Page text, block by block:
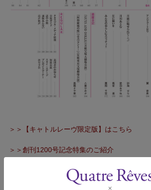
＞＞【キャトルレーヴ限定版】はこちら
＞＞創刊1200号記念特集のご紹介
歌劇誌では、読者の皆様からの投稿を募集し
●「高声低声」（本文は1000字まで。前向き